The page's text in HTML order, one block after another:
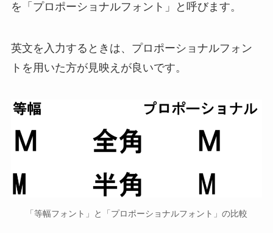
を「プロポーショナルフォント」と呼びます。
英文を入力するときは、プロポーショナルフォン
トを用いた方が見映えが良いです。
「等幅フォント」と「プロポーショナルフォント」の比較